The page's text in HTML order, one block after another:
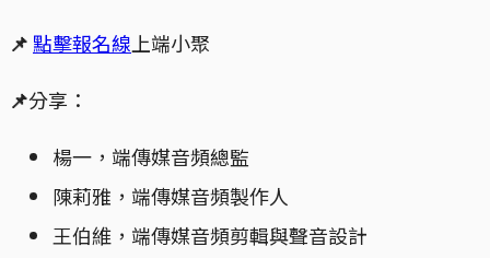
📌 點擊報名線 上端小聚
📌分享：
楊一，端傳媒音頻總監
陳莉雅，端傳媒音頻製作人
王伯維，端傳媒音頻剪輯與聲音設計